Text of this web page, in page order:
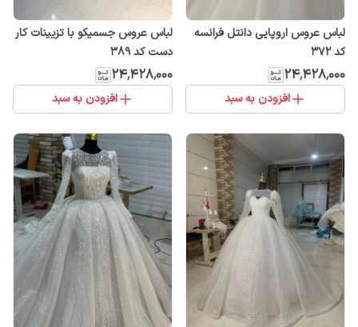
لباس عروس اروپایی دانتل فرانسه
کد ۳۷۲
۲۴٬۴۲۸٬۰۰۰
افزودن به سبد
لباس عروس جسمیکو با تزیینات کار
دست کد ۳۸۹
۲۴٬۴۲۸٬۰۰۰
افزودن به سبد